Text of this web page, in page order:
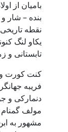
بامیان از
بنده – شار
نقطه
یکاو لنگ
تابستانی و
کنت کورت و
فریبه
دنمارکی و